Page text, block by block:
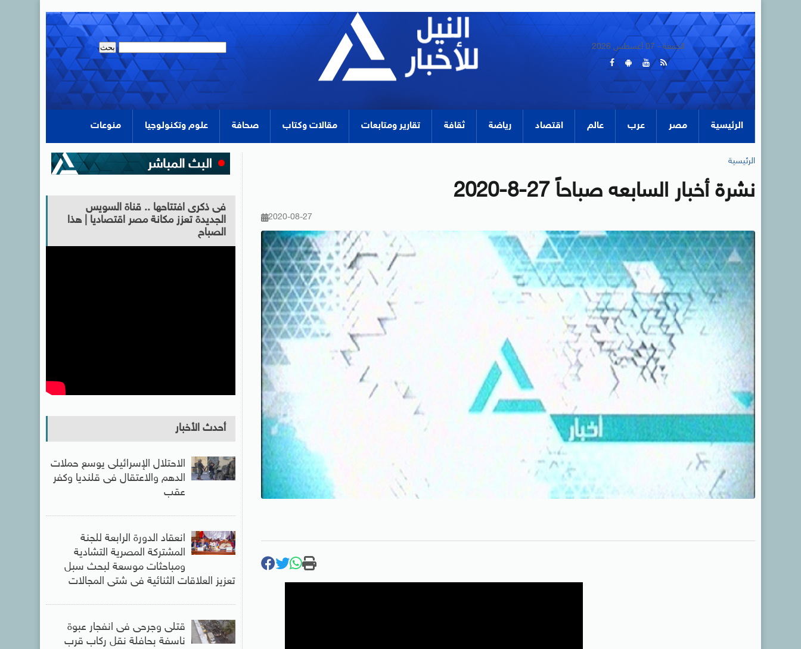
الجمعة - 07 أغسطس 2026
الرئيسية مصر عرب عالم اقتصاد رياضة ثقافة تقارير ومتابعات مقالات وكتاب صحافة علوم وتكنولوجيا منوعات
الرئيسية
نشرة أخبار السابعه صباحاً 27-8-2020
2020-08-27
فى ذكرى افتتاحها .. قناة السويس
الجديدة تعزز مكانة مصر اقتصاديا | هذا
الصباح
أحدث الأخبار
الاحتلال الإسرائيلى يوسع حملات
الدهم والاعتقال فى قلنديا وكفر
عقب
انعقاد الدورة الرابعة للجنة
المشتركة المصرية التشادية
ومباحثات موسعة لبحث سبل
تعزيز العلاقات الثنائية فى شتى المجالات
قتلى وجرحى فى انفجار عبوة
ناسفة بحافلة نقل ركاب قرب